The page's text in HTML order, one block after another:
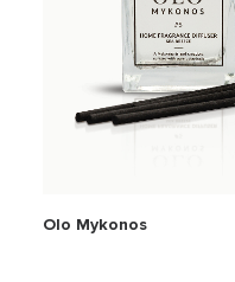
Olo Mykonos